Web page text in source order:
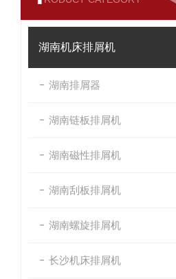
湖南机床排屑机
湖南排屑器
湖南链板排屑机
湖南磁性排屑机
湖南刮板排屑机
湖南螺旋排屑机
长沙机床排屑机